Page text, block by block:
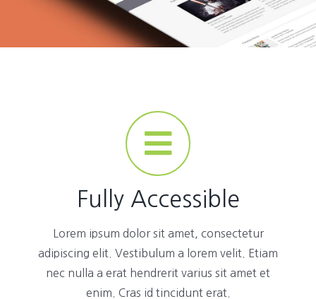
Fully Accessible
Lorem ipsum dolor sit amet, consectetur
adipiscing elit. Vestibulum a lorem velit. Etiam
nec nulla a erat hendrerit varius sit amet et
enim. Cras id tincidunt erat.